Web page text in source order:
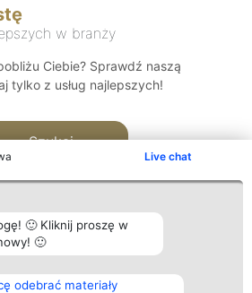
Live chat
🙂 Kliknij proszę w
🙂
odebrać materiały
w branży
Ciebie? Sprawdź naszą
tylko z usług najlepszych!
Szukaj
Plebiscyt
Laureaci
Kontakt
Kontakt